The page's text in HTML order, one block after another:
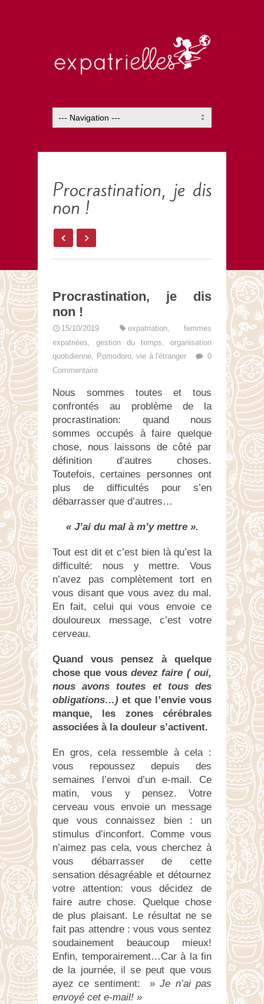
Procrastination, je dis
non !
Procrastination, je dis
non !
15/10/2019 expatriation, femmes
expatriées, gestion du temps, organisation
quotidienne, Pomodoro, vie à l'étranger
0
Commentaire
Nous sommes toutes et tous
confrontés au problème de la
procrastination: quand nous
sommes occupés à faire quelque
chose, nous laissons de côté par
définition d’autres choses.
Toutefois, certaines personnes ont
plus de difficultés pour s’en
débarrasser que d’autres…
« J’ai du mal à m’y mettre ».
Tout est dit et c’est bien là qu’est la
difficulté: nous y mettre. Vous
n’avez pas complètement tort en
vous disant que vous avez du mal.
En fait, celui qui vous envoie ce
douloureux message, c’est votre
cerveau.
Quand vous pensez à quelque
chose que vous devez faire ( oui,
nous avons toutes et tous des
obligations…) et que l’envie vous
manque, les zones cérébrales
associées à la douleur s’activent.
En gros, cela ressemble à cela :
vous repoussez depuis des
semaines l’envoi d’un e-mail. Ce
matin, vous y pensez. Votre
cerveau vous envoie un message
que vous connaissez bien : un
stimulus d’inconfort. Comme vous
n’aimez pas cela, vous cherchez à
vous débarrasser de cette
sensation désagréable et détournez
votre attention: vous décidez de
faire autre chose. Quelque chose
de plus plaisant. Le résultat ne se
fait pas attendre : vous vous sentez
soudainement beaucoup mieux!
Enfin, temporairement…Car à la fin
de la journée, il se peut que vous
ayez ce sentiment: »Je n’ai pas
envoyé cet e-mail! »